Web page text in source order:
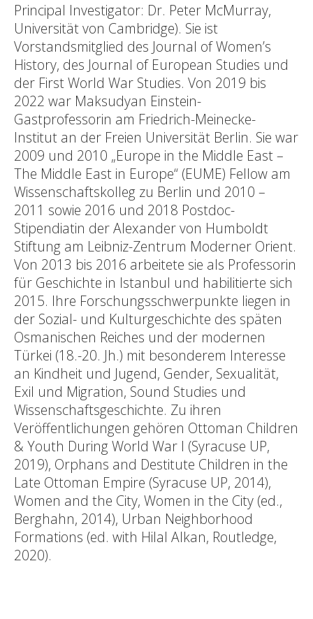
Principal Investigator: Dr. Peter McMurray,
Universität von Cambridge). Sie ist
Vorstandsmitglied des Journal of Women’s
History, des Journal of European Studies und
der First World War Studies. Von 2019 bis
2022 war Maksudyan Einstein-
Gastprofessorin am Friedrich-Meinecke-
Institut an der Freien Universität Berlin. Sie war
2009 und 2010 „Europe in the Middle East –
The Middle East in Europe“ (EUME) Fellow am
Wissenschaftskolleg zu Berlin und 2010 –
2011 sowie 2016 und 2018 Postdoc-
Stipendiatin der Alexander von Humboldt
Stiftung am Leibniz-Zentrum Moderner Orient.
Von 2013 bis 2016 arbeitete sie als Professorin
für Geschichte in Istanbul und habilitierte sich
2015. Ihre Forschungsschwerpunkte liegen in
der Sozial- und Kulturgeschichte des späten
Osmanischen Reiches und der modernen
Türkei (18.-20. Jh.) mit besonderem Interesse
an Kindheit und Jugend, Gender, Sexualität,
Exil und Migration, Sound Studies und
Wissenschaftsgeschichte. Zu ihren
Veröffentlichungen gehören Ottoman Children
& Youth During World War I (Syracuse UP,
2019), Orphans and Destitute Children in the
Late Ottoman Empire (Syracuse UP, 2014),
Women and the City, Women in the City (ed.,
Berghahn, 2014), Urban Neighborhood
Formations (ed. with Hilal Alkan, Routledge,
2020).